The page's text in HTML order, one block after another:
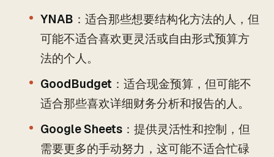
YNAB ：适合那些想要结构化方法的人，但
可能不适合喜欢更灵活或自由形式预算方
法的个人。
GoodBudget ：适合现金预算，但可能不
适合那些喜欢详细财务分析和报告的人。
Google Sheets ：提供灵活性和控制，但
需要更多的手动努力，这可能不适合忙碌